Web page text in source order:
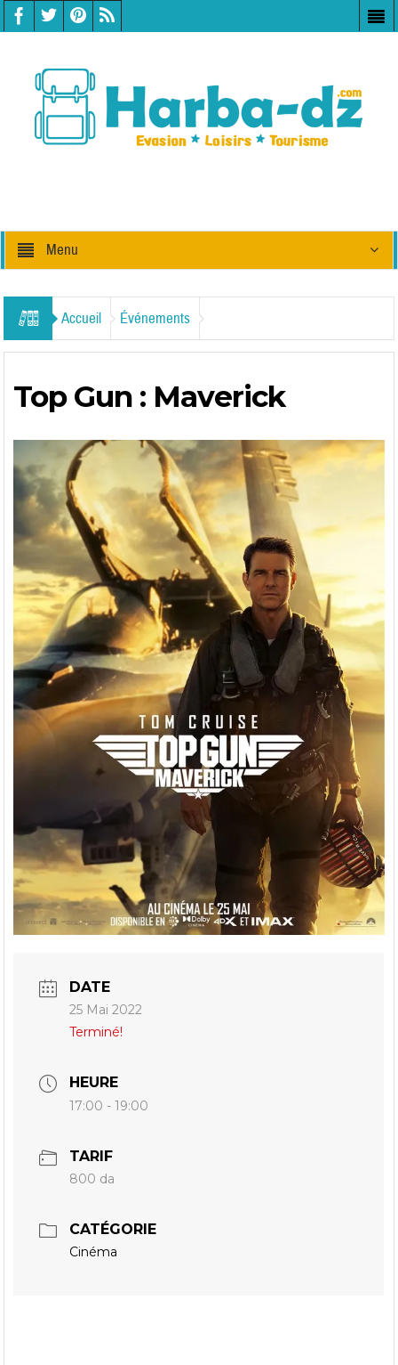
Menu
Accueil Événements
Top Gun : Maverick
DATE
25 Mai 2022
Terminé!
HEURE
17:00 - 19:00
TARIF
800 da
CATÉGORIE
Cinéma